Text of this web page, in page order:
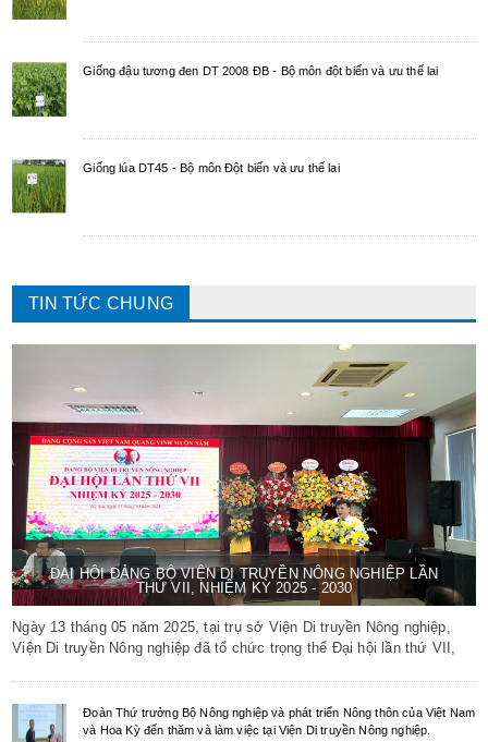
Giống đậu tương đen DT 2008 ĐB - Bộ môn đột biến và ưu thế lai
​Giống lúa DT45 - Bộ môn Đột biến và ưu thế lai
TIN TỨC CHUNG
ĐẠI HỘI ĐẢNG BỘ VIỆN DI TRUYỀN NÔNG NGHIỆP LẦN
THỨ VII, NHIỆM KỲ 2025 - 2030
Ngày 13 tháng 05 năm 2025, tại trụ sở Viện Di truyền Nông nghiệp,
Viện Di truyền Nông nghiệp đã tổ chức trọng thể Đại hội lần thứ VII,
và đảng viên dự bị của Đảng bộ.
Đoàn Thứ trưởng Bộ Nông nghiệp và phát triển Nông thôn của Việt Nam
và Hoa Kỳ đến thăm và làm việc tại Viện Di truyền Nông nghiệp.